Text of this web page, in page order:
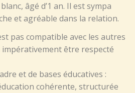
âgé d’1 an. Il est sympa
et agréable dans la relation.
pas compatible avec les autres
impérativement être respecté
et de bases éducatives :
cohérente, structurée